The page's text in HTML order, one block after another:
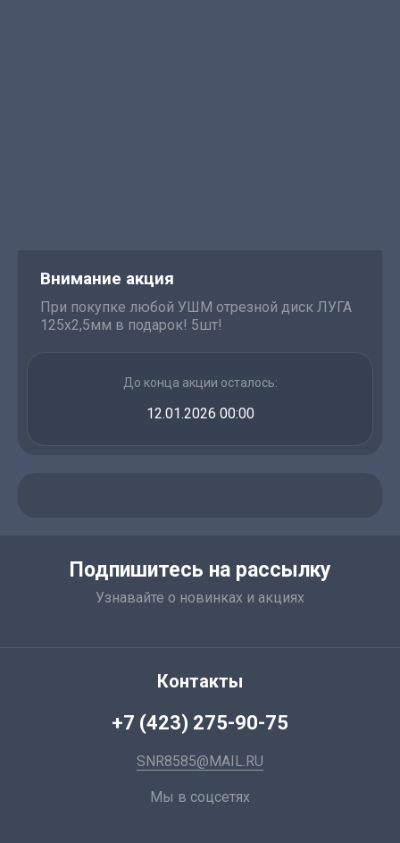
Внимание акция
При покупке любой УШМ отрезной диск ЛУГА
125х2,5мм в подарок! 5шт!
До конца акции осталось:
12.01.2026 00:00
Подпишитесь на рассылку
Узнавайте о новинках и акциях
Контакты
+7 (423) 275-90-75
SNR8585@MAIL.RU
Мы в соцсетях